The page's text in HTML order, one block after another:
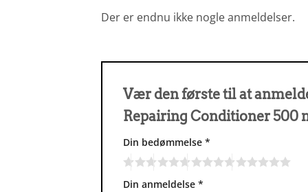
Der er endnu ikke nogle anmeldelser.
Vær den første til at
Repairing Conditioner 500
Din bedømmelse *
Din anmeldelse *